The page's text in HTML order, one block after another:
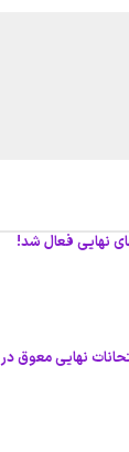
نهایی فعال شد!
در 4 استان جنوبی کشور